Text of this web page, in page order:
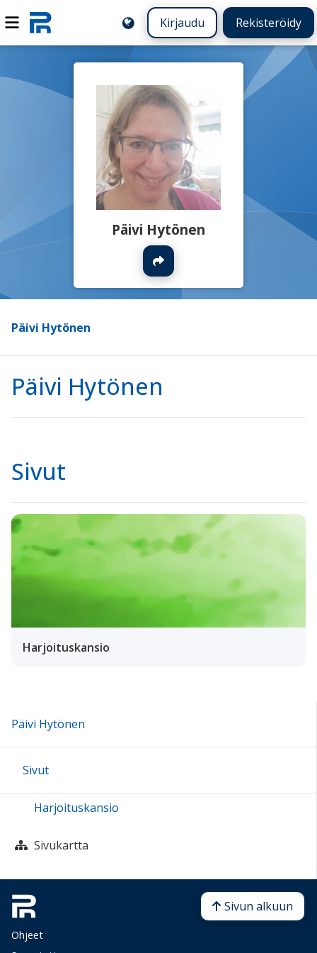
Kirjaudu Rekisteröidy
Päivi Hytönen
Päivi Hytönen
Päivi Hytönen
Sivut
Harjoituskansio
Päivi Hytönen
Sivut
Harjoituskansio
Sivukartta
Ohjeet
Sivun alkuun